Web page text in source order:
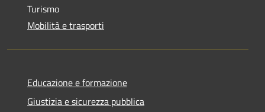
Turismo
Mobilità e trasporti
Educazione e formazione
Giustizia e sicurezza pubblica